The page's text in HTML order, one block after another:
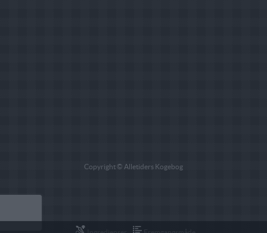
Copyright © Alletiders Kogebog